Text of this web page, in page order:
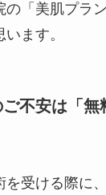
の「美肌プラ
ます。
不安は「無
を受ける際に